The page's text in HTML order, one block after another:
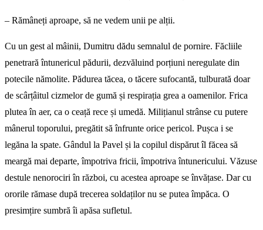
– Rămâneți aproape, să ne vedem unii pe alții.
Cu un gest al mâinii, Dumitru dădu semnalul de pornire. Făcliile
penetrară întunericul pădurii, dezvăluind porțiuni neregulate din
potecile nămolite. Pădurea tăcea, o tăcere sufocantă, tulburată doar
de scârțâitul cizmelor de gumă și respirația grea a oamenilor. Frica
plutea în aer, ca o ceață rece și umedă. Milițianul strânse cu putere
mânerul toporului, pregătit să înfrunte orice pericol. Pușca i se
legăna la spate. Gândul la Pavel și la copilul dispărut îl făcea să
meargă mai departe, împotriva fricii, împotriva întunericului. Văzuse
destule nenorociri în război, cu acestea aproape se învățase. Dar cu
ororile rămase după trecerea soldaților nu se putea împăca. O
presimțire sumbră îi apăsa sufletul.